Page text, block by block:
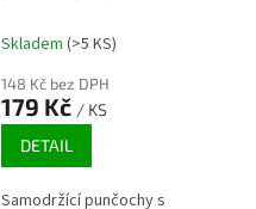
Skladem (>5 KS)
148 Kč bez DPH
179 Kč / KS
DETAIL
Samodržící punčochy s